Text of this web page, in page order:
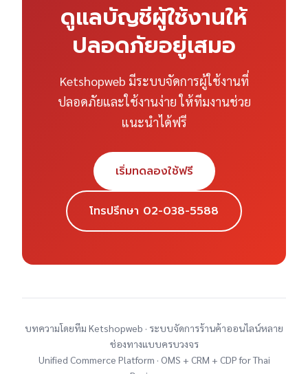
ดูแลบัญชีผู้ใช้งานให้
ปลอดภัยอยู่เสมอ
Ketshopweb มีระบบจัดการผู้ใช้งานที่
ปลอดภัยและใช้งานง่าย ให้ทีมงานช่วย
แนะนำได้ฟรี
เริ่มทดลองใช้ฟรี
โทรปรึกษา 02-038-5588
บทความโดยทีม Ketshopweb · ระบบจัดการร้านค้าออนไลน์หลาย
ช่องทางแบบครบวงจร
Unified Commerce Platform · OMS + CRM + CDP for Thai